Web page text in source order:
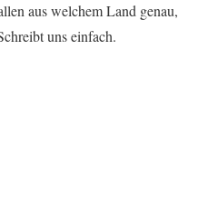
aus welchem Land genau,
uns einfach.